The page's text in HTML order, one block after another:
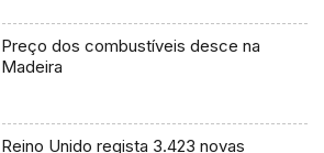
Preço dos combustíveis desce na
Madeira
Reino Unido regista 3.423 novas